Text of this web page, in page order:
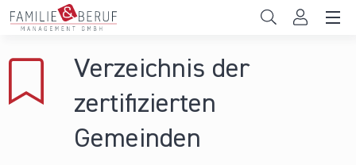
Direkt zum Inhalt
Gemeinden
Hochschulen
Verzeichnis der
zertifizierten
Gemeinden